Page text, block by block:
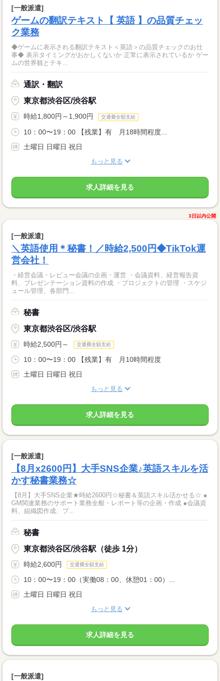
[一般派遣]
ゲームの翻訳テキスト【 英語 】の品質チェッ
ク業務
◆ゲームに表示される翻訳テキスト＜英語＞の品質チェックのお仕
事◆ 表示タイミングがおかしくないか 正常に表示されているか ゲー
ムの世界観とテキ...
通訳・翻訳
東京都渋谷区/渋谷駅
時給1,800円～1,900円 交通費全額支給
10：00〜19：00 【残業】有 月18時間程度...
土曜日 日曜日 祝日
もっと見る
求人詳細を見る
3日以内公開
[一般派遣]
＼英語使用＊秘書！／時給2,500円◆TikTok運
営会社！
・経営会議・レビュー会議の企画・運営 ・会議資料、経営報告資
料、プレゼンテーション資料の作成 ・プロジェクトの管理 ・スケジ
ュール管理、各部門...
秘書
東京都渋谷区/渋谷駅
時給2,500円～ 交通費全額支給
10：00〜19：00 【残業】有 月10時間程度
土曜日 日曜日 祝日
もっと見る
求人詳細を見る
[一般派遣]
【8月x2600円】大手SNS企業♪英語スキルを活
かす秘書業務☆
【8月】大手SNS企業★時給2600円☆秘書＆英語スキル活かせる☆ ●
GM関連業務のサポート業務全般・レポート等の企画・作成 ●会議資
料、組織図作成、プ...
秘書
東京都渋谷区/渋谷駅（徒歩 1分）
時給2,600円 交通費全額支給
10：00〜19：00（実働08：00、休憩01：00）...
土曜日 日曜日 祝日
もっと見る
求人詳細を見る
[一般派遣]